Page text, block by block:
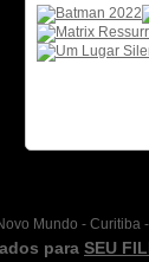
Mundo - Curitiba
para SEU